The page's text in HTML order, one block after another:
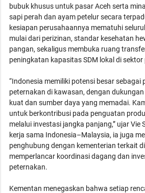
bubuk khusus untuk pasar Aceh serta
sapi perah dan ayam petelur secara
kesiapan perusahaannya mematuhi
mulai dari perizinan, standar kesehatan
pangan, sekaligus membuka ruang
peningkatan kapasitas SDM lokal di
“Indonesia memiliki potensi besar sebagai
peternakan di kawasan, dengan
kuat dan sumber daya yang memadai.
untuk berkontribusi pada penguatan
melalui investasi jangka panjang,” ujar Vie
kerja sama Indonesia–Malaysia, ia juga
penghubung dengan kementerian terkait
memperlancar koordinasi dagang dan
peternakan.
Kementan menegaskan bahwa setiap